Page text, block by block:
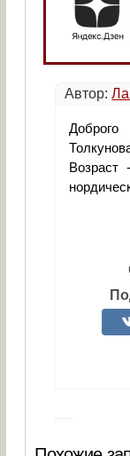
Автор:
Возраст